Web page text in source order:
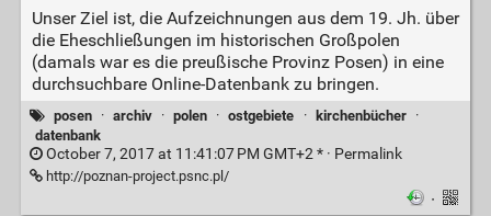
Unser Ziel ist, die Aufzeichnungen aus dem 19. Jh. über
die Eheschließungen im historischen Großpolen
(damals war es die preußische Provinz Posen) in eine
durchsuchbare Online-Datenbank zu bringen.
posen · archiv · polen · ostgebiete · kirchenbücher
·
datenbank
October 7, 2017 at 11:41:07 PM GMT+2 * · Permalink
http://poznan-project.psnc.pl/
·